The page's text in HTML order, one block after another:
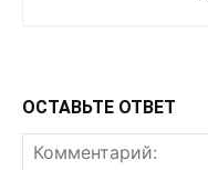
ОСТАВЬТЕ ОТВЕТ